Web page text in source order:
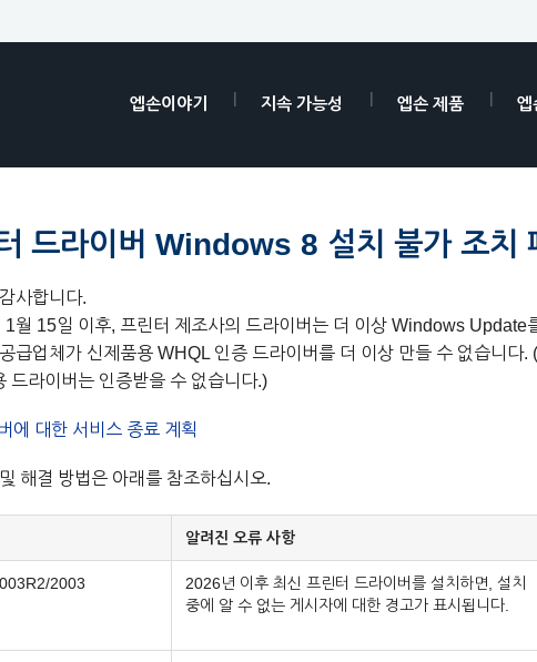
엡손이야기 지속 가능성 엡손 제품 엡
드라이버 Windows 8 설치 불가 조치
사합니다.
월 15일 이후, 프린터 제조사의 드라이버는 더 이상 Windows Update
급업체가 신제품용 WHQL 인증 드라이버를 더 이상 만들 수 없습니다
드라이버는 인증받을 수 없습니다.)
에 대한 서비스 종료 계획
해결 방법은 아래를 참조하십시오.
알려진 오류 사항
2003
2026년 이후 최신 프린터 드라이버를 설치하면, 설치
중에 알 수 없는 게시자에 대한 경고가 표시됩니다.